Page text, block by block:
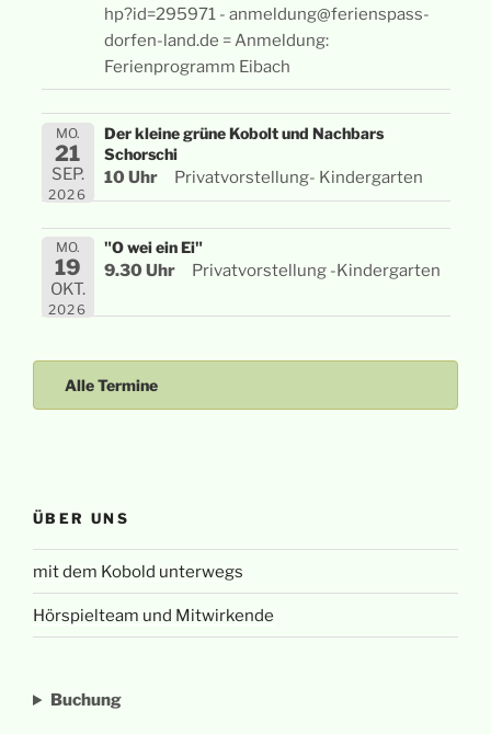
hp?id=295971 - anmeldung@ferienspass-
dorfen-land.de = Anmeldung:
Ferienprogramm Eibach
MO.
21
SEP.
2026
Der kleine grüne Kobolt und Nachbars
Schorschi
10 Uhr Privatvorstellung- Kindergarten
MO.
19
OKT.
2026
"O wei ein Ei"
9.30 Uhr Privatvorstellung -Kindergarten
Alle Termine
ÜBER UNS
mit dem Kobold unterwegs
Hörspielteam und Mitwirkende
Buchung